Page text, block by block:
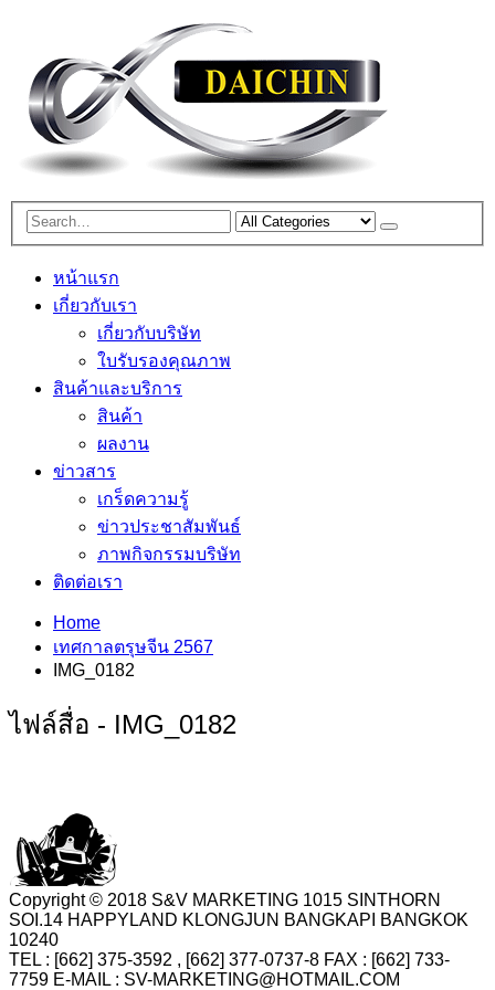
หน้าแรก
เกี่ยวกับเรา
เกี่ยวกับบริษัท
ใบรับรองคุณภาพ
สินค้าและบริการ
สินค้า
ผลงาน
ข่าวสาร
เกร็ดความรู้
ข่าวประชาสัมพันธ์
ภาพกิจกรรมบริษัท
ติดต่อเรา
Home
เทศกาลตรุษจีน 2567
IMG_0182
ไฟล์สื่อ - IMG_0182
Copyright © 2018 S&V MARKETING 1015 SINTHORN
SOI.14 HAPPYLAND KLONGJUN BANGKAPI BANGKOK
10240
TEL : [662] 375-3592 , [662] 377-0737-8 FAX : [662] 733-
7759 E-MAIL : SV-MARKETING@HOTMAIL.COM